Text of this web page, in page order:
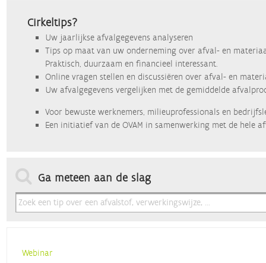
Cirkeltips?
Uw jaarlijkse afvalgegevens analyseren
Tips op maat van uw onderneming over afval- en
Praktisch, duurzaam en financieel interessant.
Online vragen stellen en discussiëren over afval- en
Uw afvalgegevens vergelijken met de gemiddelde
Voor bewuste werknemers, milieuprofessionals en
Een initiatief van de OVAM in samenwerking met de hele
Ga meteen aan de slag
Webinar